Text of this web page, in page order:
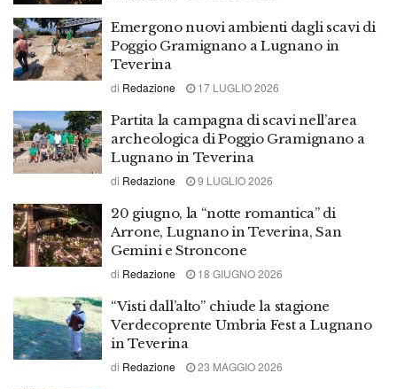
Emergono nuovi ambienti dagli scavi di
Poggio Gramignano a Lugnano in
Teverina
di Redazione 17 LUGLIO 2026
Partita la campagna di scavi nell’area
archeologica di Poggio Gramignano a
Lugnano in Teverina
di Redazione 9 LUGLIO 2026
20 giugno, la “notte romantica” di
Arrone, Lugnano in Teverina, San
Gemini e Stroncone
di Redazione 18 GIUGNO 2026
“Visti dall’alto” chiude la stagione
Verdecoprente Umbria Fest a Lugnano
in Teverina
di Redazione 23 MAGGIO 2026